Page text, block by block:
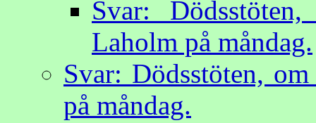
Svar:
Laholm på måndag.
Svar: Dödsstöten,
på måndag.